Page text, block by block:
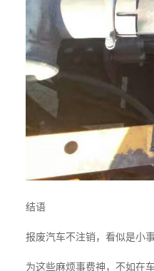
结语
报废汽车不注销，看似是小
为这些麻烦事费神，不如在